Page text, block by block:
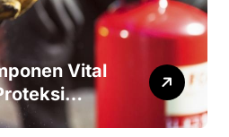
Vital